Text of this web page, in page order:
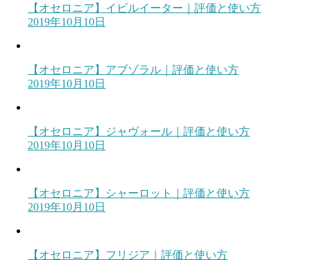
【オセロニア】イビルイーター｜評価と使い方
2019年10月10日
【オセロニア】アブゾラル｜評価と使い方
2019年10月10日
【オセロニア】ジャヴォール｜評価と使い方
2019年10月10日
【オセロニア】シャーロット｜評価と使い方
2019年10月10日
【オセロニア】フリジア｜評価と使い方